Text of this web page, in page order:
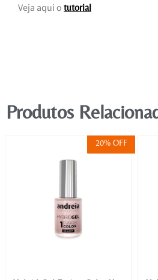
Veja aqui o tutorial
Produtos
20% OFF